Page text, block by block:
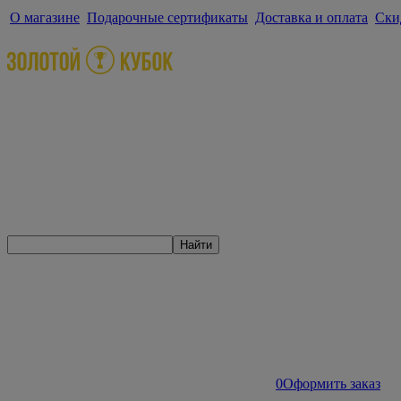
О магазине Подарочные сертификаты Доставка и оплата
Найти
0Оформить заказ